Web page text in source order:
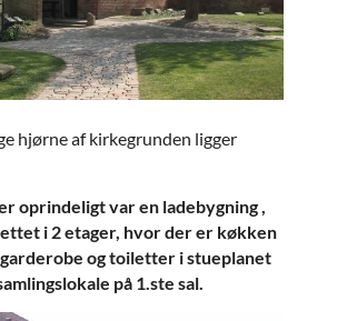
hjørne af kirkegrunden ligger
oprindeligt var en ladebygning ,
i 2 etager, hvor der er køkken
og toiletter i stueplanet
på 1.ste sal.